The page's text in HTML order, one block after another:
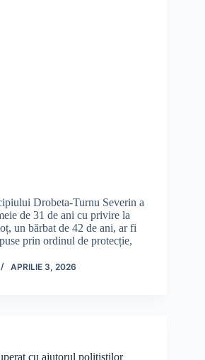
Drobeta-Turnu Severin a
de 31 de ani cu privire la
un bărbat de 42 de ani, ar fi
prin ordinul de protecție,
APRILIE 3, 2026
cu ajutorul polițiștilor